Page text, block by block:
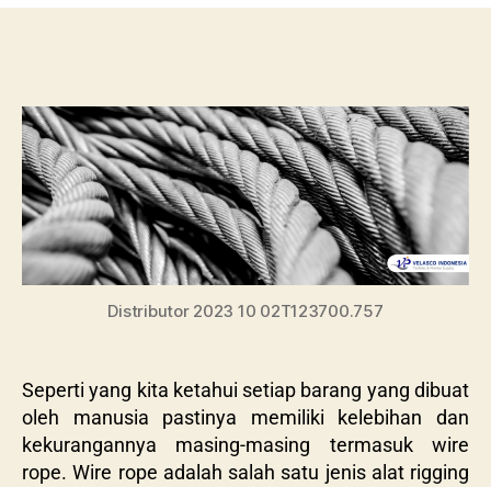
Distributor 2023 10 02T123700.757
Seperti yang kita ketahui setiap barang yang dibuat
oleh manusia pastinya memiliki kelebihan dan
kekurangannya masing-masing termasuk wire
rope. Wire rope adalah salah satu jenis alat rigging